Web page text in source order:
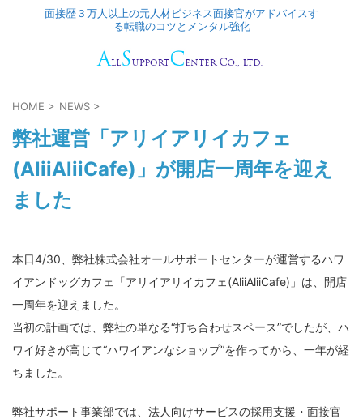
面接歴３万人以上の元人材ビジネス面接官がアドバイスす
る転職のコツとメンタル強化
HOME > NEWS >
弊社運営「アリイアリイカフェ
(AliiAliiCafe)」が開店一周年を迎え
ました
本日4/30、弊社株式会社オールサポートセンターが運営するハワ
イアンドッグカフェ「アリイアリイカフェ(AliiAliiCafe)」は、開店
一周年を迎えました。
当初の計画では、弊社の単なる“打ち合わせスペース”でしたが、ハ
ワイ好きが高じて“ハワイアンなショップ”を作ってから、一年が経
ちました。
弊社サポート事業部では、法人向けサービスの採用支援・面接官